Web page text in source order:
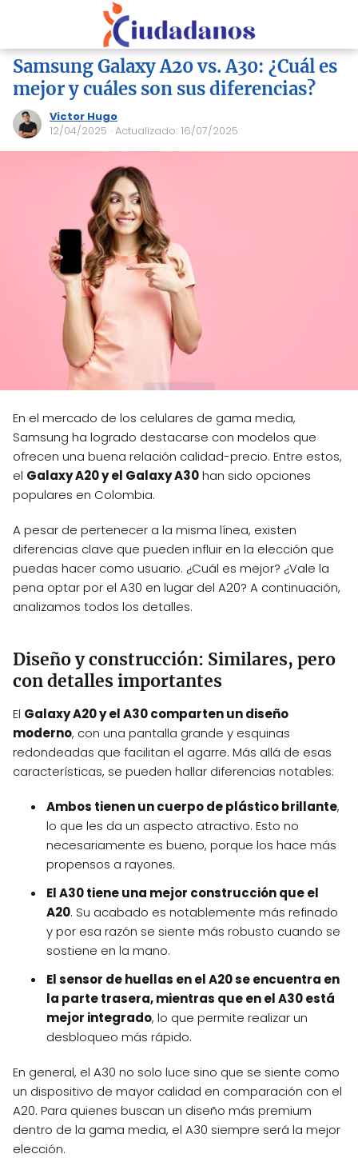
Samsung Galaxy A20 vs. A30: ¿Cuál es
mejor y cuáles son sus diferencias?
Victor Hugo
12/04/2025 · Actualizado: 16/07/2025
En el mercado de los celulares de gama media,
Samsung ha logrado destacarse con modelos que
ofrecen una buena relación calidad-precio. Entre estos,
el Galaxy A20 y el Galaxy A30han sido opciones
populares en Colombia.
A pesar de pertenecer a la misma línea, existen
diferencias clave que pueden influir en la elección que
puedas hacer como usuario. ¿Cuál es mejor? ¿Vale la
pena optar por el A30 en lugar del A20? A continuación,
analizamos todos los detalles.
Diseño y construcción: Similares, pero
con detalles importantes
El Galaxy A20 y el A30 comparten un diseño
moderno, con una pantalla grande y esquinas
redondeadas que facilitan el agarre. Más allá de esas
características, se pueden hallar diferencias notables:
Ambos tienen un cuerpo de plástico brillante,
lo que les da un aspecto atractivo. Esto no
necesariamente es bueno, porque los hace más
propensos a rayones.
El A30 tiene una mejor construcción que el
A20. Su acabado es notablemente más refinado
y por esa razón se siente más robusto cuando se
sostiene en la mano.
El sensor de huellas en el A20 se encuentra en
la parte trasera, mientras que en el A30 está
mejor integrado, lo que permite realizar un
desbloqueo más rápido.
En general, el A30 no solo luce sino que se siente como
un dispositivo de mayor calidad en comparación con el
A20. Para quienes buscan un diseño más premium
dentro de la gama media, el A30 siempre será la mejor
elección.